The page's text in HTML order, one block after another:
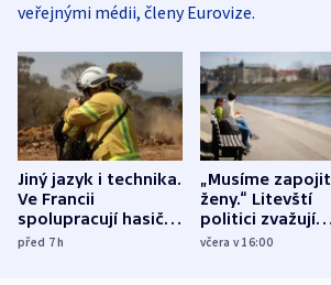
veřejnými médii, členy Eurovize.
Jiný jazyk i technika.
Ve Francii
spolupracují hasiči z
různých zemí
před 7h
„Musíme zapojit
ženy.“ Litevští
politici zvažují
dohodu o
včera v 16:00